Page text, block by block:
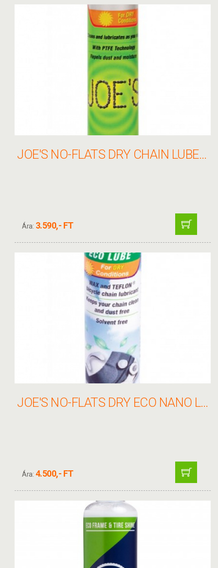
JOE'S NO-FLATS DRY CHAIN LUBE 100ML LÁNCOLAJ
Ára: 3.590,- FT
JOE'S NO-FLATS DRY ECO NANO LUBE LÁNCOLAJ
Ára: 4.500,- FT